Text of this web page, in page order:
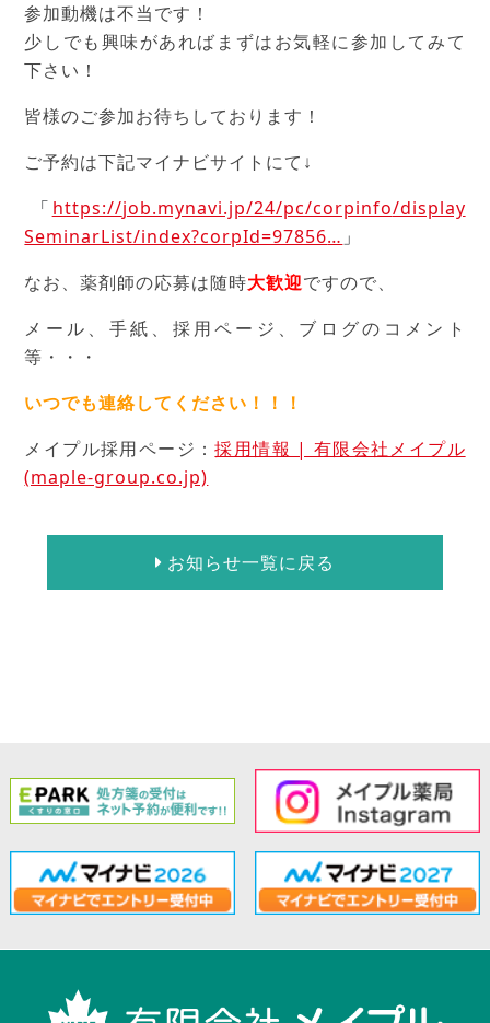
参加動機は不当です！
少しでも興味があればまずはお気軽に参加してみて
下さい！
皆様のご参加お待ちしております！
ご予約は下記マイナビサイトにて↓
「 https://job.mynavi.jp/24/pc/corpinfo/display
SeminarList/index?corpId=97856… 」
なお、薬剤師の応募は随時大歓迎ですので、
メール、手紙、採用ページ、ブログのコメント
等・・・
いつでも連絡してください！！！
メイプル採用ページ：採用情報 | 有限会社メイプル
(maple-group.co.jp)
お知らせ一覧に戻る